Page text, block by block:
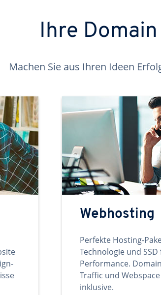
Ihre
Machen Sie aus Ihren Ideen
Webhosting
Perfekte Hosting-
Technologie und
Performance.
Traffic und
inklusive.